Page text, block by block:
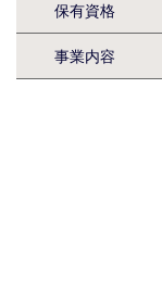
保有資格
事業内容